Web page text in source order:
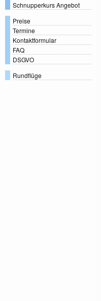
Schnupperkurs Angebot
Preise
Termine
Kontaktformular
FAQ
DSGVO
Rundflüge